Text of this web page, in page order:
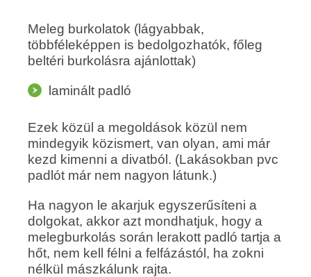
Meleg burkolatok (lágyabbak,
többféleképpen is bedolgozhatók, főleg
beltéri burkolásra ajánlottak)
laminált padló
Ezek közül a megoldások közül nem
mindegyik közismert, van olyan, ami már
kezd kimenni a divatból. (Lakásokban pvc
padlót már nem nagyon látunk.)
Ha nagyon le akarjuk egyszerűsíteni a
dolgokat, akkor azt mondhatjuk, hogy a
melegburkolás során lerakott padló tartja a
hőt, nem kell félni a felfázástól, ha zokni
nélkül mászkálunk rajta.